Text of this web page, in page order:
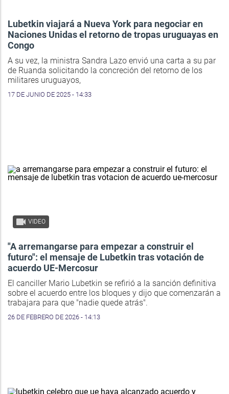
Lubetkin viajará a Nueva York para negociar en
Naciones Unidas el retorno de tropas uruguayas en
Congo
A su vez, la ministra Sandra Lazo envió una carta a su par
de Ruanda solicitando la concreción del retorno de los
militares uruguayos,
17 DE JUNIO DE 2025 - 14:33
VIDEO
"A arremangarse para empezar a construir el
futuro": el mensaje de Lubetkin tras votación de
acuerdo UE-Mercosur
El canciller Mario Lubetkin se refirió a la sanción definitiva
sobre el acuerdo entre los bloques y dijo que comenzarán a
trabajara para que "nadie quede atrás".
26 DE FEBRERO DE 2026 - 14:13